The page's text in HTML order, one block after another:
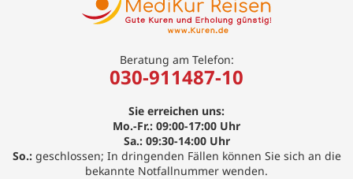
Beratung am Telefon:
030-911487-10
Sie erreichen uns:
Mo.-Fr.: 09:00-17:00 Uhr
Sa.: 09:30-14:00 Uhr
So.:geschlossen; In dringenden Fällen können Sie sich an die
bekannte Notfallnummer wenden.